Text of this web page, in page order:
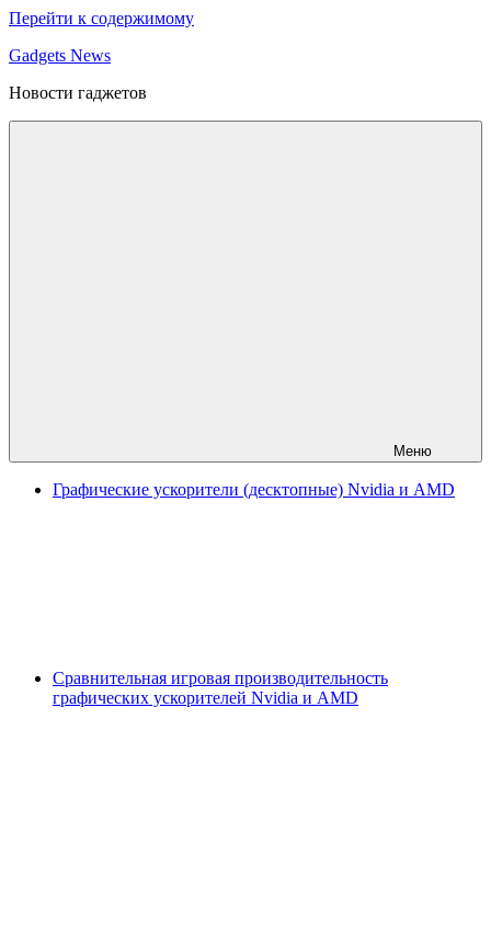
Перейти к содержимому
Gadgets News
Новости гаджетов
Меню
Графические ускорители (десктопные) Nvidia и AMD
Сравнительная игровая производительность
графических ускорителей Nvidia и AMD